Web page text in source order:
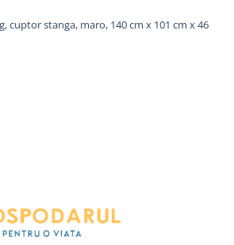
cuptor stanga, maro, 140 cm x 101 cm x 46